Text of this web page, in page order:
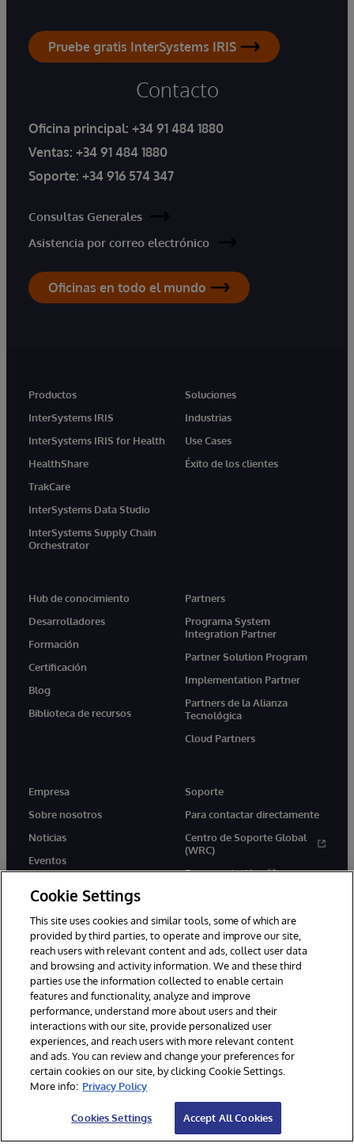
Pruebe gratis InterSystems IRIS
Contacto
Oficina principal: +34 91 484 1880
Ventas: +34 91 484 1880
Soporte: +34 916 574 347
Consultas Generales
Asistencia por correo electrónico
Oficinas en todo el mundo
Productos
InterSystems IRIS
InterSystems IRIS for Health
HealthShare
TrakCare
InterSystems Data Studio
InterSystems Supply Chain
Orchestrator
Soluciones
Industrias
Use Cases
Éxito de los clientes
Hub de conocimiento
Desarrolladores
Formación
Certificación
Blog
Biblioteca de recursos
Partners
Programa System
Integration Partner
Partner Solution Program
Implementation Partner
Partners de la Alianza
Tecnológica
Cloud Partners
Empresa
Sobre nosotros
Noticias
Eventos
Soporte
Para contactar directamente
Centro de Soporte Global
(WRC)
Documentación
1996-2026 InterSystems Corporation, Boston, MA. Todos los
derechos reservados.
Avisos/Términos y condiciones
Garantía de devolución
Accesibilidad
Cookie Settings
This site uses cookies and similar tools, some of which are
provided by third parties, to operate and improve our site,
reach users with relevant content and ads, collect user data
and browsing and activity information. We and these third
parties use the information collected to enable certain
features and functionality, analyze and improve
performance, understand more about users and their
interactions with our site, provide personalized user
experiences, and reach users with more relevant content
and ads. You can review and change your preferences for
certain cookies on our site, by clicking Cookie Settings.
More info: Privacy Policy
Cookies Settings Accept All Cookies